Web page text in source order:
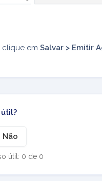
clique em Salvar > Emitir
Não
útil: 0 de 0